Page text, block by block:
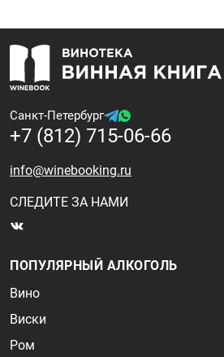
Санкт-Петербург
+7 (812) 715-06-66
info@winebooking.ru
СЛЕДИТЕ ЗА НАМИ
ПОПУЛЯРНЫЙ АЛКОГОЛЬ
Вино
Виски
Ром